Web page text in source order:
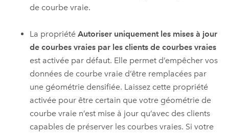
de courbe vraie.
La propriétéAutoriser uniquement les mises à jour
de courbes vraies par les clients de courbes vraies
est activée par défaut. Elle permet d’empêcher vos
données de courbe vraie d’être remplacées par
une géométrie densifiée. Laissez cette propriété
activée pour être certain que votre géométrie de
courbe vraie n’est mise à jour qu’avec des clients
capables de préserver les courbes vraies. Si votre